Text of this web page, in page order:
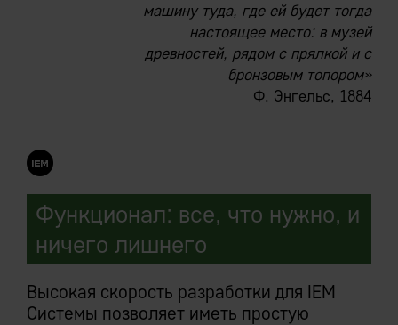
машину туда, где ей будет тогда
настоящее место: в музей
древностей, рядом с прялкой и с
бронзовым топором»
Ф. Энгельс, 1884
Функционал: все, что нужно, и
ничего лишнего
Высокая скорость разработки для IEM
Системы позволяет иметь простую